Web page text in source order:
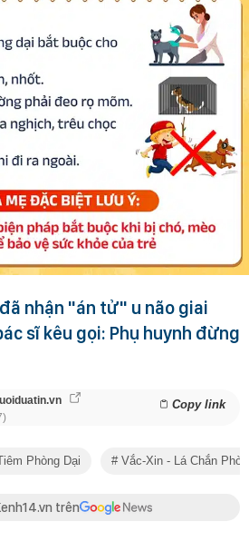
nhận "án tử" u não giai
sĩ kêu gọi: Phụ huynh đừng
Copy link
Phòng Dại Vắc-Xin - Lá Chắn
trên